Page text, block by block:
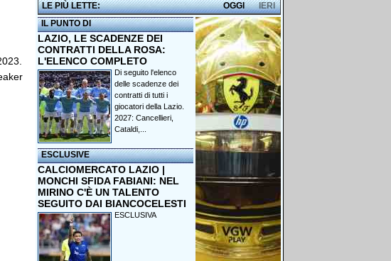
LE PIÙ LETTE: IERI
OGGI
IL PUNTO DI
LAZIO, LE SCADENZE DEI
CONTRATTI DELLA ROSA:
L'ELENCO COMPLETO
Di seguito l'elenco
delle scadenze dei
contratti di tutti i
giocatori della Lazio.
2027: Cancellieri,
Cataldi,...
ESCLUSIVE
CALCIOMERCATO LAZIO |
MONCHI SFIDA FABIANI: NEL
MIRINO C'È UN TALENTO
SEGUITO DAI BIANCOCELESTI
ESCLUSIVA